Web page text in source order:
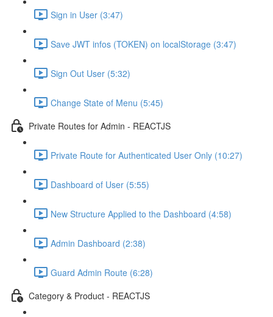
Sign in User (3:47)
Save JWT infos (TOKEN) on localStorage (3:47)
Sign Out User (5:32)
Change State of Menu (5:45)
Private Routes for Admin - REACTJS
Private Route for Authenticated User Only (10:27)
Dashboard of User (5:55)
New Structure Applied to the Dashboard (4:58)
Admin Dashboard (2:38)
Guard Admin Route (6:28)
Category & Product - REACTJS